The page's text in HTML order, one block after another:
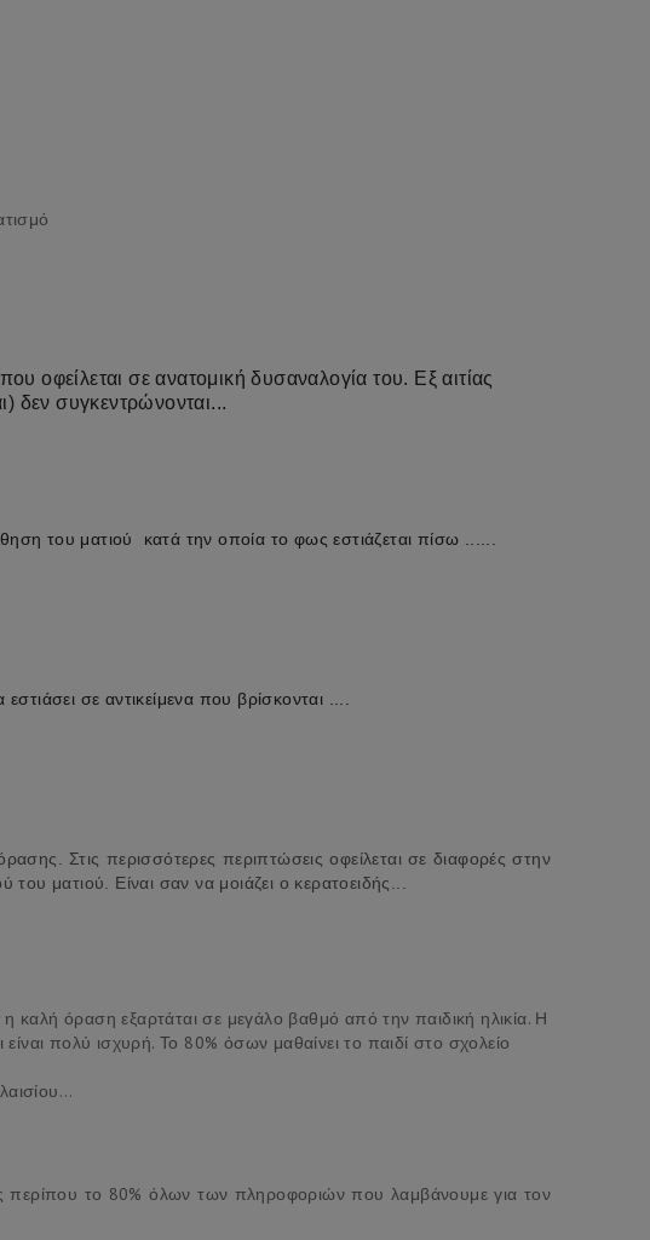
οφείλεται σε ανατομική δυσαναλογία του. Εξ αιτίας
δεν συγκεντρώνονται...
του ματιού κατά την οποία το φως εστιάζεται πίσω ......
σε αντικείμενα που βρίσκονται ....
Στις περισσότερες περιπτώσεις οφείλεται σε διαφορές στην
ματιού. Είναι σαν να μοιάζει ο κερατοειδής...
καλή όραση εξαρτάται σε μεγάλο βαθμό από την παιδική ηλικία. Η
πολύ ισχυρή. Το 80% όσων μαθαίνει το παιδί στο σχολείο
περίπου το 80% όλων των πληροφοριών που λαμβάνουμε για τον